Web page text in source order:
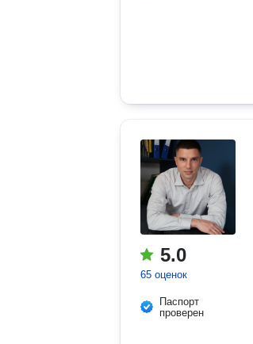
5.0
65 оценок
Паспорт
проверен